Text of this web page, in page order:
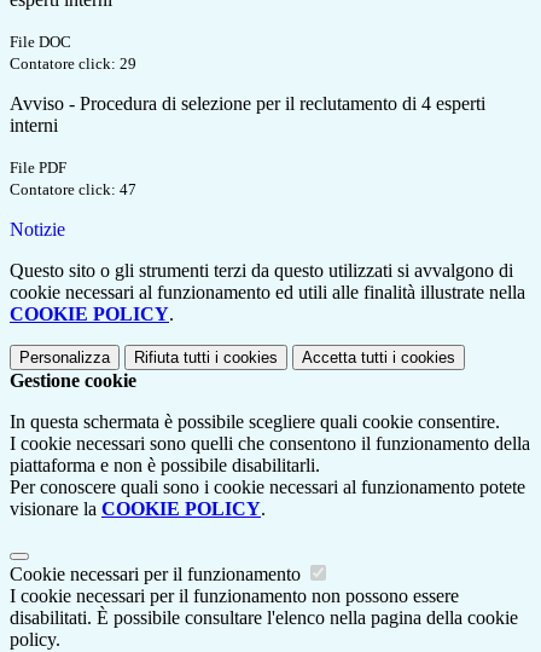
File DOC
Contatore click: 29
Avviso - Procedura di selezione per il reclutamento di 4 esperti
interni
File PDF
Contatore click: 47
Notizie
Questo sito o gli strumenti terzi da questo utilizzati si avvalgono di
cookie necessari al funzionamento ed utili alle finalità illustrate nella
COOKIE POLICY.
Personalizza Rifiuta tutti i cookies Accetta tutti i cookies
Gestione cookie
In questa schermata è possibile scegliere quali cookie consentire.
I cookie necessari sono quelli che consentono il funzionamento della
piattaforma e non è possibile disabilitarli.
Per conoscere quali sono i cookie necessari al funzionamento potete
visionare la COOKIE POLICY.
Cookie necessari per il funzionamento
I cookie necessari per il funzionamento non possono essere
disabilitati. È possibile consultare l'elenco nella pagina della cookie
policy.